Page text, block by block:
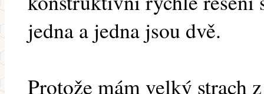
jedna a jedna jsou dvě.
Protože mám velký strach